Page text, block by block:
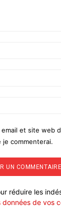
et site web
je commenterai.
réduire les
de vos